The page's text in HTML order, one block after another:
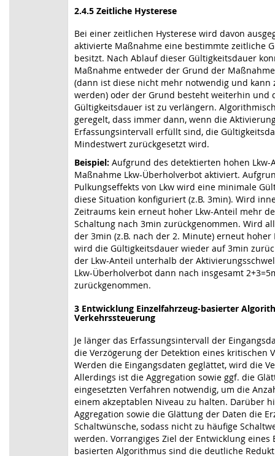
2.4.5 Zeitliche Hysterese
Bei einer zeitlichen Hysterese wird davon
aktivierte Maßnahme eine bestimmte zeitliche
besitzt. Nach Ablauf dieser Gültigkeitsdauer
Maßnahme entweder der Grund der
(dann ist diese nicht mehr notwendig und kann
werden) oder der Grund besteht weiterhin und
Gültigkeitsdauer ist zu verlängern.
geregelt, dass immer dann, wenn die
Erfassungsintervall erfüllt sind, die
Mindestwert zurückgesetzt wird.
Beispiel: Aufgrund des detektierten hohen Lkw-
Maßnahme Lkw-Überholverbot aktiviert.
Pulkungseffekts von Lkw wird eine minimale
diese Situation konfiguriert (z.B. 3min). Wird
Zeitraums kein erneut hoher Lkw-Anteil mehr
Schaltung nach 3min zurückgenommen. Wird
der 3min (z.B. nach der 2. Minute) erneut hoher
wird die Gültigkeitsdauer wieder auf 3min
der Lkw-Anteil unterhalb der
Lkw-Überholverbot dann nach insgesamt
zurückgenommen.
3 Entwicklung Einzelfahrzeug-basierter
Verkehrssteuerung
Je länger das Erfassungsintervall der
die Verzögerung der Detektion eines kritischen
Werden die Eingangsdaten geglättet, wird die
Allerdings ist die Aggregation sowie ggf. die
eingesetzten Verfahren notwendig, um die
einem akzeptablen Niveau zu halten. Darüber
Aggregation sowie die Glättung der Daten die
Schaltwünsche, sodass nicht zu häufige
werden. Vorrangiges Ziel der Entwicklung eines
basierten Algorithmus sind die deutliche